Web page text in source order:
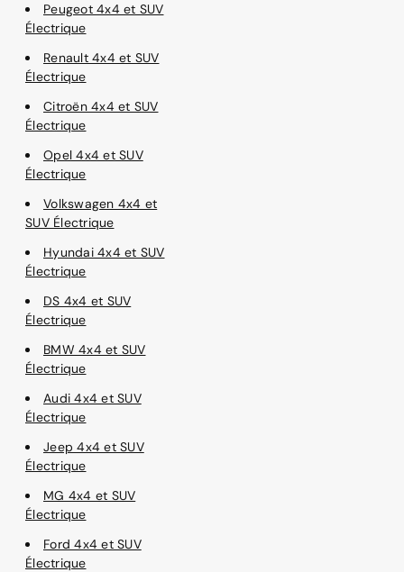
Peugeot 4x4 et SUV
Électrique
Renault 4x4 et SUV
Électrique
Citroën 4x4 et SUV
Électrique
Opel 4x4 et SUV
Électrique
Volkswagen 4x4 et
SUV Électrique
Hyundai 4x4 et SUV
Électrique
DS 4x4 et SUV
Électrique
BMW 4x4 et SUV
Électrique
Audi 4x4 et SUV
Électrique
Jeep 4x4 et SUV
Électrique
MG 4x4 et SUV
Électrique
Ford 4x4 et SUV
Électrique